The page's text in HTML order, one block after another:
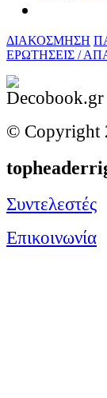
ΔΙΑΚΟΣΜΗΣΗ
ΕΡΩΤΗΣΕΙΣ /
© Copyright
Συντελεστές
Επικοινωνία